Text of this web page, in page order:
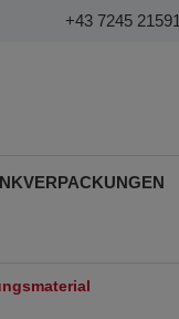
+43 7245 21591